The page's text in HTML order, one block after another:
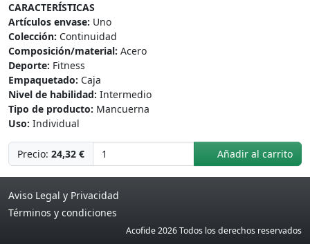
CARACTERÍSTICAS
Artículos envase: Uno
Colección: Continuidad
Composición/material: Acero
Deporte: Fitness
Empaquetado: Caja
Nivel de habilidad: Intermedio
Tipo de producto: Mancuerna
Uso: Individual
Precio: 24,32 € Añadir al carrito
Aviso Legal y Privacidad
Términos y condiciones
Acofide 2026 Todos los derechos reservados